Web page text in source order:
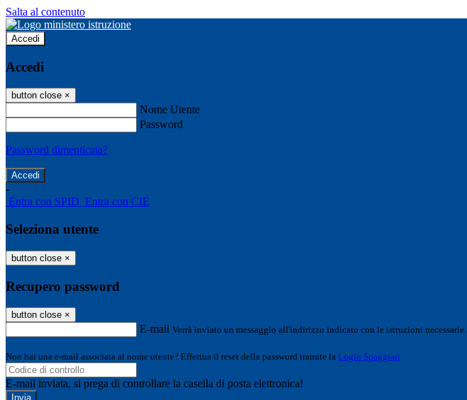
Salta al contenuto
Accedi
Accedi
button close ×
Nome Utente
Password
Password dimenticata?
-
Entra con SPID Entra con CIE
Seleziona utente
button close ×
Recupero password
button close ×
E-mail Verrà inviato un messaggio all'indirizzo indicato con le istruzioni necessarie.
Non hai una e-mail associata al nome utente? Effettua il reset della password tramite la Login Spaggiari
E-mail inviata, si prega di controllare la casella di posta elettronica!